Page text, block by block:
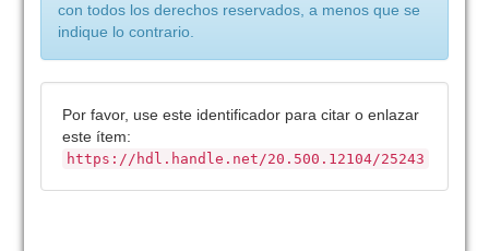
con todos los derechos reservados, a menos que se
indique lo contrario.
Por favor, use este identificador para citar o enlazar
este ítem:
https://hdl.handle.net/20.500.12104/25243